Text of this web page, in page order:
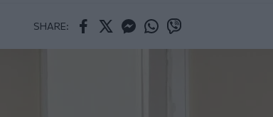
SHARE: